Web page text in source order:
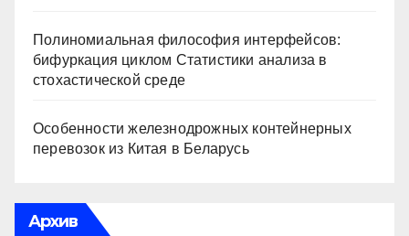
Полиномиальная философия интерфейсов:
бифуркация циклом Статистики анализа в
стохастической среде
Особенности железнодрожных контейнерных
перевозок из Китая в Беларусь
Архив